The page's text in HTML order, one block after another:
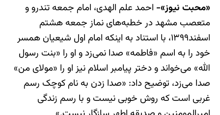
«محبت نیوز»-
احمد علم الهدی، امام جمعه‎ تندرو و
متعصب مشهد در خطبه‌های نماز جمعه هشتم
اسفند۱۳۹۹، با استناد به اینکه امام اول شیعیان همسر
خود را به اسم «فاطمه» صدا نمی‌زد و او را «بنت رسول
الله» می‌خواند و دختر پیامبر اسلام نیز او را «مولای من»
صدا می‌زد، توضیح داد: «صدا زدن به نام کوچک رسم
غربی است که روش خوبی نیست و با رسم زندگی